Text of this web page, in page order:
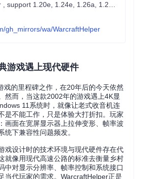
gh_mirrors/wa/WarcraftHelper
游戏遇上现代硬件
戏的里程碑之作，在20年后的今天依然
然而，当这款2002年的游戏遇上4K显
11系统时，就像让老式收音机连
不能工作，只是体验大打折扣。玩家
画面在宽屏显示器上拉伸变形、帧率波
统下兼容性问题频发。
戏设计时的技术环境与现代硬件存在代
就像用现代高速公路的标准去衡量乡村
对显示分辨率、帧率控制和系统接口
当代玩家的需求。WarcraftHelper正是